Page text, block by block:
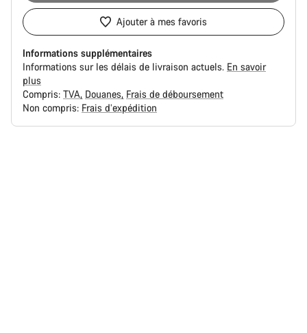
Ajouter à mes favoris
Informations supplémentaires
Informations sur les délais de livraison actuels. En savoir
plus
Compris: TVA Douanes Frais de déboursement
Non compris: Frais d’expédition